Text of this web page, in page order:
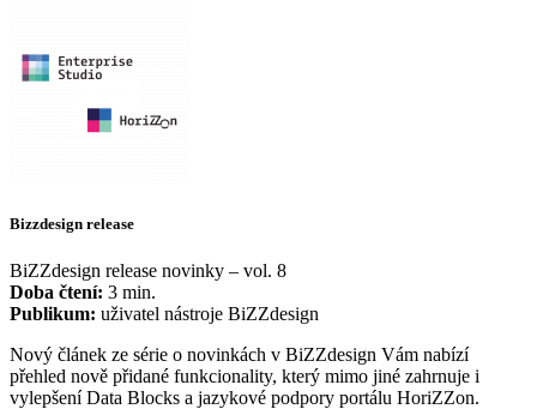
Bizzdesign release
BiZZdesign release novinky – vol. 8
Doba čtení: 3 min.
Publikum: uživatel nástroje BiZZdesign
Nový článek ze série o novinkách v BiZZdesign Vám nabízí
přehled nově přidané funkcionality, který mimo jiné zahrnuje i
vylepšení Data Blocks a jazykové podpory portálu HoriZZon.